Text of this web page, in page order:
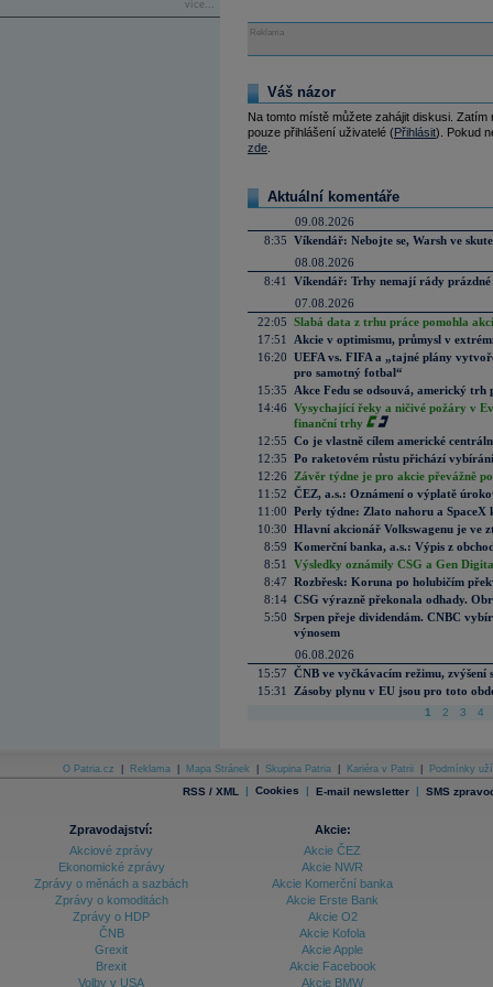
více...
Reklama
Váš názor
Na tomto místě můžete zahájit diskusi.
pouze přihlášení uživatelé (Přihlásit). Pokud
zde
Aktuální komentáře
09.08.2026
8:35 Víkendář: Nebojte se, Warsh ve
08.08.2026
8:41
Víkendář: Trhy nemají rády prázdné
07.08.2026
22:05 Slabá data z trhu práce pomohla
17:51
Akcie v optimismu, průmysl v
16:20 UEFA vs. FIFA a „tajné plány
pro samotný fotbal“
15:35
Akce Fedu se odsouvá, americký
14:46 Vysychající řeky a ničivé požáry v
finanční trhy
12:55 Co je vlastně cílem americké
12:35 Po raketovém růstu přichází
12:26
Závěr týdne je pro akcie převážně
11:52 ČEZ, a.s.: Oznámení o výplatě
11:00 Perly týdne: Zlato nahoru a SpaceX
10:30 Hlavní akcionář Volkswagenu je ve
8:59 Komerční banka, a.s.: Výpis z
8:51
Výsledky oznámily CSG a Gen
8:47 Rozbřesk: Koruna po holubičím
8:14 CSG výrazně překonala odhady.
5:50 Srpen přeje dividendám. CNBC
výnosem
06.08.2026
15:57 ČNB ve vyčkávacím režimu, zvýšení
15:31
Zásoby plynu v EU jsou pro toto
1 2 3 4
O Patria.cz Reklama Mapa Stránek Skupina Patria Kariéra v Patrii Podmínky
RSS / XML | Cookies | E-mail newsletter | SMS
Zpravodajství:
Akciové zprávy
Ekonomické zprávy
Zprávy o měnách a sazbách
Zprávy o komoditách
Zprávy o HDP
ČNB
Grexit
Brexit
Volby v USA
Akcie:
Akcie ČEZ
Akcie NWR
Akcie Komerční banka
Akcie Erste Bank
Akcie O2
Akcie Kofola
Akcie Apple
Akcie Facebook
Akcie BMW